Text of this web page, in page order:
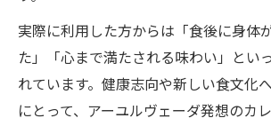
実際に利用した方からは「食後に身体
た」「心まで満たされる味わい」とい
れています。健康志向や新しい食文化
にとって、アーユルヴェーダ発想のカ